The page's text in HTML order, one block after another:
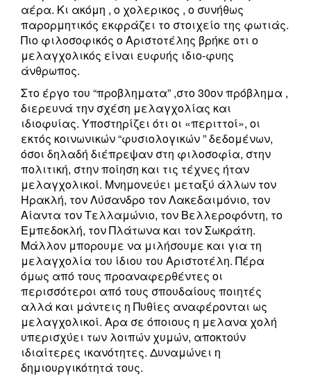
αέρα. Κι ακόμη , ο χολερικος , ο συνήθως
παρορμητικός εκφράζει το στοιχείο της φωτιάς.
Πιο φιλοσοφικός ο Αριστοτέλης βρήκε οτι ο
μελαγχολικός είναι ευφυής ιδιο-φυης
άνθρωπος.
Στο έργο του “προβληματα” ,στο 30ον πρόβλημα ,
διερευνά την σχέση μελαγχολίας και
ιδιοφυίας. Υποστηρίζει ότι οι «περιττοί», οι
εκτός κοινωνικών “φυσιολογικών ” δεδομένων,
όσοι δηλαδή διέπρεψαν στη φιλοσοφία, στην
πολιτική, στην ποίηση και τις τέχνες ήταν
μελαγχολικοί. Μνημονεύει μεταξύ άλλων τον
Ηρακλή, τον Λύσανδρο τον Λακεδαιμόνιο, τον
Αίαντα τον Τελλαμώνιο, τον Βελλεροφόντη, το
Εμπεδοκλή, τον Πλάτωνα και τον Σωκράτη.
Μάλλον μπορουμε να μιλήσουμε και για τη
μελαγχολία του ίδιου του Αριστοτέλη. Πέρα
όμως από τους προαναφερθέντες οι
περισσότεροι από τους σπουδαίους ποιητές
αλλά και μάντεις η Πυθίες αναφέρονται ως
μελαγχολικοί. Αρα σε όποιους η μελανα χολή
υπερισχύει των λοιπών χυμών, αποκτούν
ιδιαίτερες ικανότητες. Δυναμώνει η
δημιουργικότητά τους.